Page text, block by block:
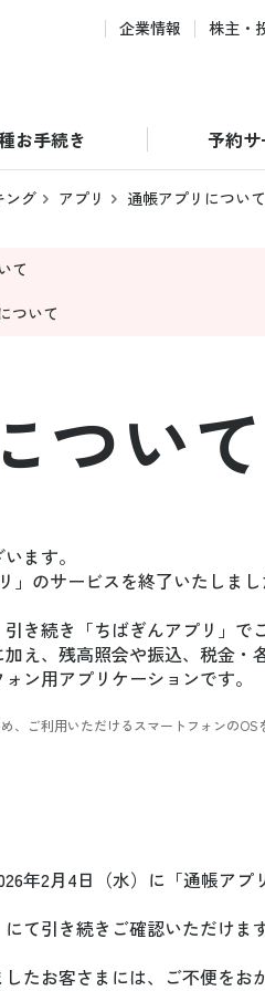
企業情報 株主・
お手続き 予約
ング アプリ 通帳アプリについて
て
ついて
ついて
ます。
のサービスを終了いたしまし
き続き「ちばぎんアプリ」で
え、残高照会や振込、税金
ン用アプリケーションです。
ご利用いただけるスマートフォンのOS
年2月4日（水）に「通帳ア
て引き続きご確認いただけます
たお客さまには、ご不便を